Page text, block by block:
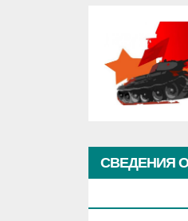
СВЕДЕНИЯ